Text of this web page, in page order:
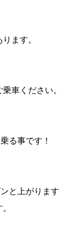
ます。
車ください。
る事です！
と上がります